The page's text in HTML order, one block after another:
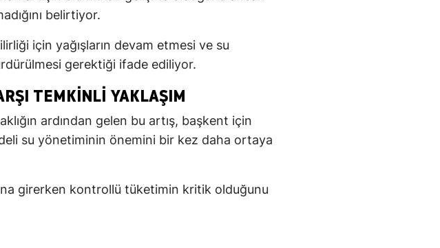
belirtiyor.
için yağışların devam etmesi ve su
gerektiği ifade ediliyor.
TEMKINLI YAKLAŞIM
ardından gelen bu artış, başkent için
su yönetiminin önemini bir kez daha ortaya
girerken kontrollü tüketimin kritik olduğunu